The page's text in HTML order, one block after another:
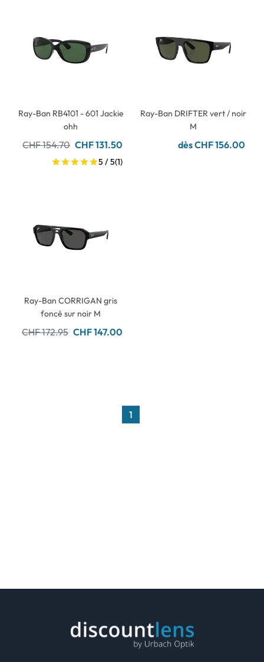
Ray-Ban RB4101 - 601 Jackie
ohh
CHF 154.70 CHF 131.50
5 / 5(1)
Ray-Ban DRIFTER vert / noir
M
dès CHF 156.00
Ray-Ban CORRIGAN gris
foncé sur noir M
CHF 172.95 CHF 147.00
1